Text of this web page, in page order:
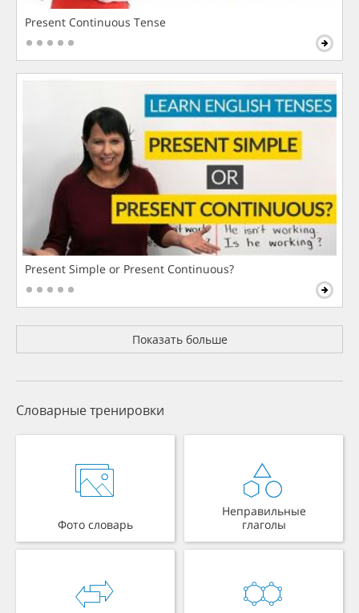
Present Continuous Tense
Present Simple or Present Continuous?
Показать больше
Словарные тренировки
Фото словарь
Неправильные
глаголы